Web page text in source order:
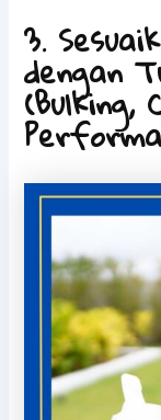
3.
dengan